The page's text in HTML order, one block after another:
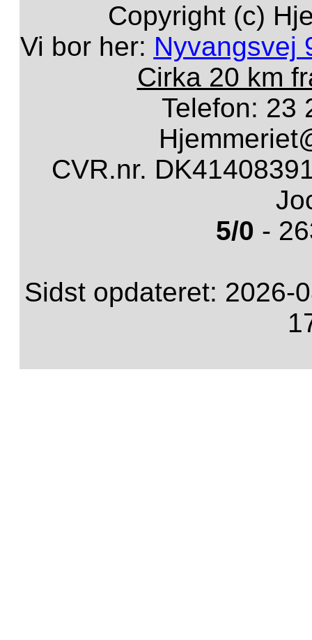
Copyright (c)
Vi bor her: Nyvangsvej
Cirka 20 km
Telefon: 23
CVR.nr.
5/0 -
Sidst opdateret: 2026-